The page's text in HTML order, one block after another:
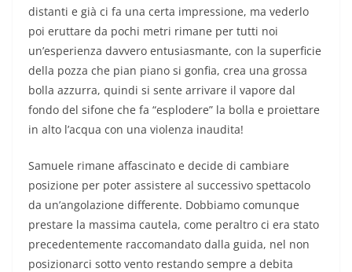
distanti e già ci fa una certa impressione, ma vederlo
poi eruttare da pochi metri rimane per tutti noi
un’esperienza davvero entusiasmante, con la superficie
della pozza che pian piano si gonfia, crea una grossa
bolla azzurra, quindi si sente arrivare il vapore dal
fondo del sifone che fa “esplodere” la bolla e proiettare
in alto l’acqua con una violenza inaudita!
Samuele rimane affascinato e decide di cambiare
posizione per poter assistere al successivo spettacolo
da un’angolazione differente. Dobbiamo comunque
prestare la massima cautela, come peraltro ci era stato
precedentemente raccomandato dalla guida, nel non
posizionarci sotto vento restando sempre a debita